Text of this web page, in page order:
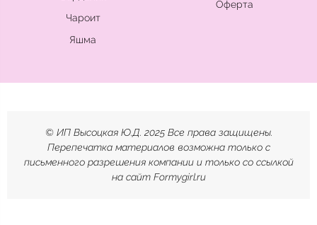
Чароит
Яшма
Оферта
© ИП Высоцкая Ю.Д. 2025 Все права защищены.
Перепечатка материалов возможна только с
письменного разрешения компании и только со ссылкой
на сайт Formygirl.ru